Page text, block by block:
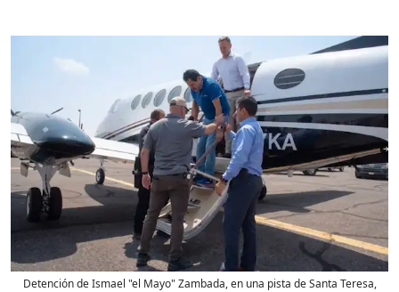
Detención de Ismael "el Mayo" Zambada, en una pista de Santa Teresa,